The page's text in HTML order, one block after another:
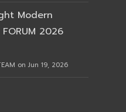
Modern
2026
on Jun 19, 2026